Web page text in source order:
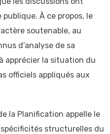
À ce propos, le
soutenable, au
d’analyse de sa
apprécier la situation du
officiels appliqués aux
la Planification appelle le
spécificités structurelles du